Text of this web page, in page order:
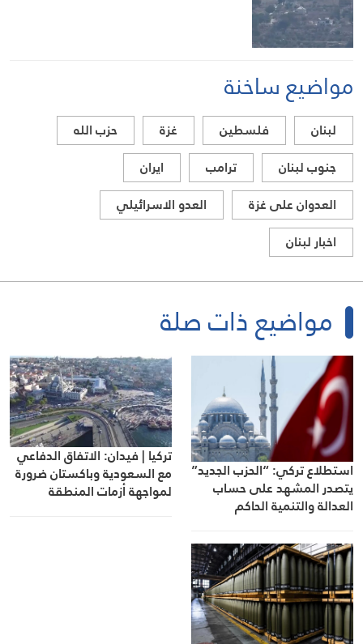
مواضيع ساخنة
لبنان فلسطين غزة
حزب الله
جنوب لبنان
ترامب
ايران
العدوان على غزة
العدو الاسرائيلي
اخبار لبنان
مواضيع ذات صلة
استطلاع تركي: “الحزب الجديد”
يتصدر المشهد على حساب
العدالة والتنمية الحاكم
تركيا | فيدان: الاتفاق الدفاعي
مع السعودية وباكستان ضرورة
لمواجهة أزمات المنطقة